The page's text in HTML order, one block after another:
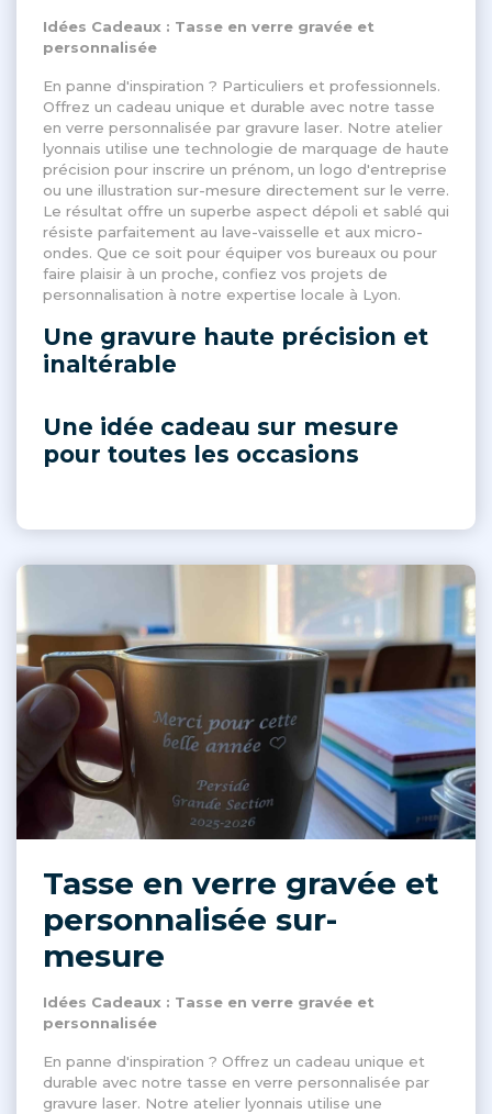
Idées Cadeaux : Tasse en verre gravée et
personnalisée
En panne d'inspiration ? Particuliers et professionnels.
Offrez un cadeau unique et durable avec notre tasse
en verre personnalisée par gravure laser. Notre atelier
lyonnais utilise une technologie de marquage de haute
précision pour inscrire un prénom, un logo d'entreprise
ou une illustration sur-mesure directement sur le verre.
Le résultat offre un superbe aspect dépoli et sablé qui
résiste parfaitement au lave-vaisselle et aux micro-
ondes. Que ce soit pour équiper vos bureaux ou pour
faire plaisir à un proche, confiez vos projets de
personnalisation à notre expertise locale à Lyon.
Une gravure haute précision et
inaltérable
Une idée cadeau sur mesure
pour toutes les occasions
Tasse en verre gravée et
personnalisée sur-
mesure
Idées Cadeaux : Tasse en verre gravée et
personnalisée
En panne d'inspiration ? Offrez un cadeau unique et
durable avec notre tasse en verre personnalisée par
gravure laser. Notre atelier lyonnais utilise une